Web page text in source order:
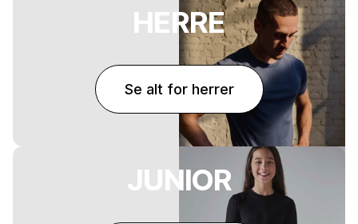
HERRE
Se alt for herrer
JUNIOR